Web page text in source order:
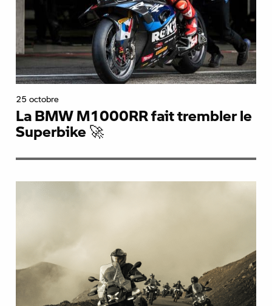
25 octobre
La BMW M1000RR fait trembler le
Superbike 🚀